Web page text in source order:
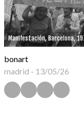
Manifestación, Barcelona,
bonart
madrid - 13/05/26